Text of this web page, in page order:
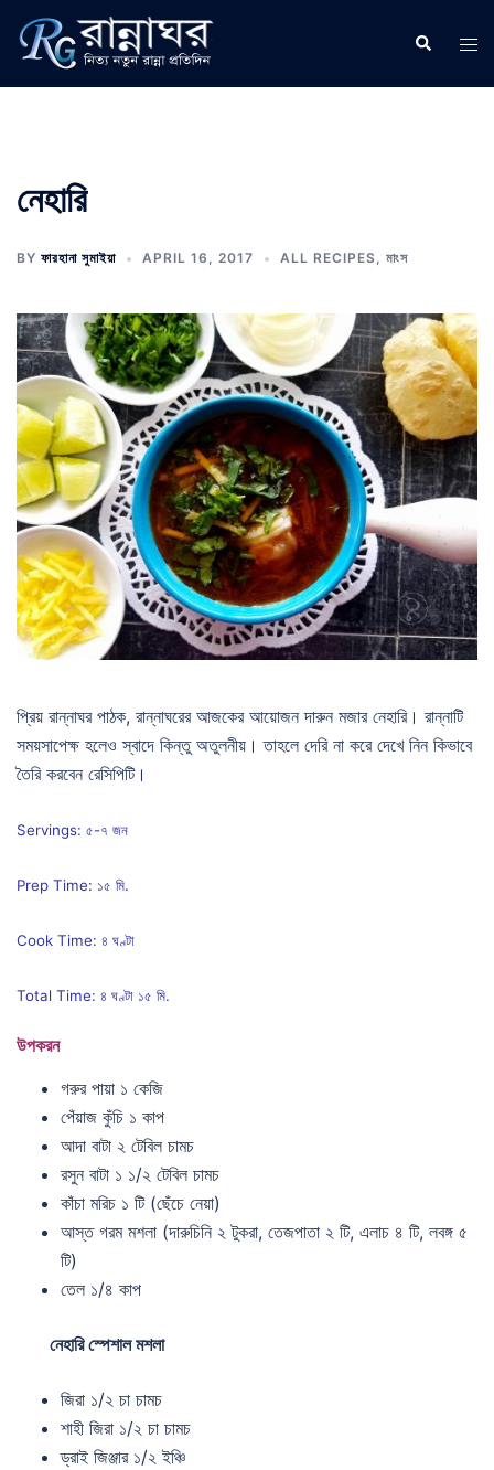
content
Search
নেহারি
BY ফারহানা সুমাইয়া APRIL 16, 2017 ALL RECIPES, মাংস
প্রিয় রান্নাঘর পাঠক, রান্নাঘরের আজকের আয়োজন দারুন মজার নেহারি। রান্নাটি
সময়সাপেক্ষ হলেও স্বাদে কিন্তু অতুলনীয়। তাহলে দেরি না করে দেখে নিন কিভাবে
তৈরি করবেন রেসিপিটি।
Servings: ৫-৭ জন
Prep Time: ১৫ মি.
Cook Time: ৪ ঘণ্টা
Total Time: ৪ ঘণ্টা ১৫ মি.
উপকরন
গরুর পায়া ১ কেজি
পেঁয়াজ কুঁচি ১ কাপ
আদা বাটা ২ টেবিল চামচ
রসুন বাটা ১ ১/২ টেবিল চামচ
কাঁচা মরিচ ১ টি (ছেঁচে নেয়া)
আস্ত গরম মশলা (দারুচিনি ২ টুকরা, তেজপাতা ২ টি, এলাচ ৪ টি, লবঙ্গ ৫
টি)
তেল ১/৪ কাপ
নেহারি স্পেশাল মশলা
জিরা ১/২ চা চামচ
শাহী জিরা ১/২ চা চামচ
ড্রাই জিঞ্জার ১/২ ইঞ্চি